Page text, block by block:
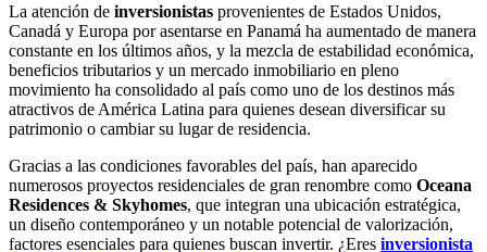
La atención de inversionistas provenientes de Estados Unidos,
Canadá y Europa por asentarse en Panamá ha aumentado de manera
constante en los últimos años, y la mezcla de estabilidad económica,
beneficios tributarios y un mercado inmobiliario en pleno
movimiento ha consolidado al país como uno de los destinos más
atractivos de América Latina para quienes desean diversificar su
patrimonio o cambiar su lugar de residencia.
Gracias a las condiciones favorables del país, han aparecido
numerosos proyectos residenciales de gran renombre como Oceana
Residences & Skyhomes, que integran una ubicación estratégica,
un diseño contemporáneo y un notable potencial de valorización,
factores esenciales para quienes buscan invertir. ¿Eres inversionista